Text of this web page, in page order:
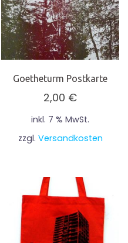
Goetheturm Postkarte
2,00 €
inkl. 7 % MwSt.
zzgl. Versandkosten